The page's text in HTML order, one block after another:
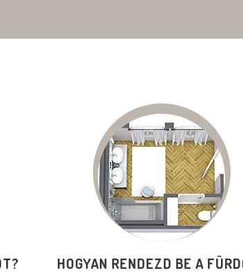
HOGYAN RENDEZD BE A